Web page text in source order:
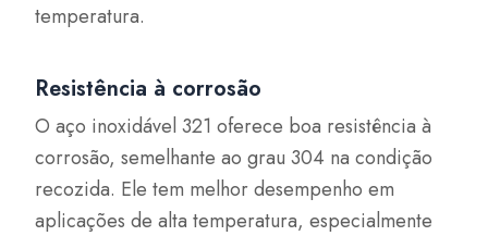
temperatura.
Resistência à corrosão
O aço inoxidável 321 oferece boa resistência à
corrosão, semelhante ao grau 304 na condição
recozida. Ele tem melhor desempenho em
aplicações de alta temperatura, especialmente